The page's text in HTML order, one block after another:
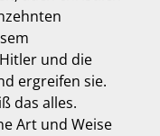
und die
ergreifen sie.
das alles.
Art und Weise